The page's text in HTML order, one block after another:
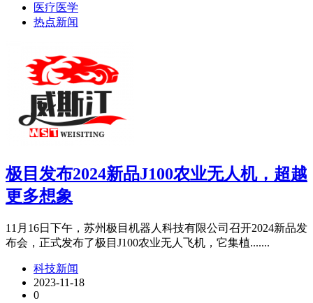
医疗医学
热点新闻
极目发布2024新品J100农业无人机，超越
更多想象
11月16日下午，苏州极目机器人科技有限公司召开2024新品发
布会，正式发布了极目J100农业无人飞机，它集植.......
科技新闻
2023-11-18
0